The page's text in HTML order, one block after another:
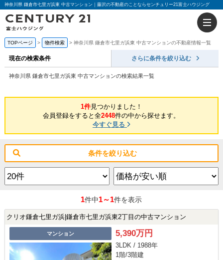
神奈川県 鎌倉市七里ガ浜東 中古マンション｜藤沢の不動産のことならセンチュリー21富士ハウジング
TOPページ 物件検索 神奈川県 鎌倉市七里ガ浜東 中古マンションの不動産情報一覧
現在の検索条件 さらに条件を絞り込む
神奈川県 鎌倉市七里ガ浜東 中古マンションの検索結果一覧
1件見つかりました！
会員登録をすると全2448件の中から探せます。
今すぐ見る
条件を絞り込む
1件中1～1件を表示
クリオ鎌倉七里ガ浜|鎌倉市七里ガ浜東2丁目の中古マンション
マンション 5,390万円
3LDK / 1988年
1階/3階建